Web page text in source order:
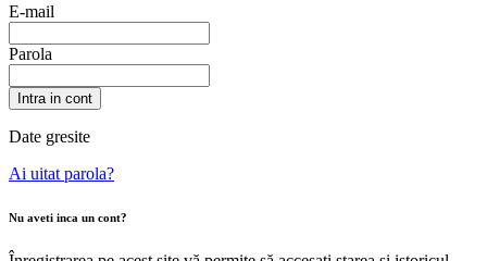
E-mail
Parola
Intra in cont
Date gresite
Ai uitat parola?
Nu aveti inca un cont?